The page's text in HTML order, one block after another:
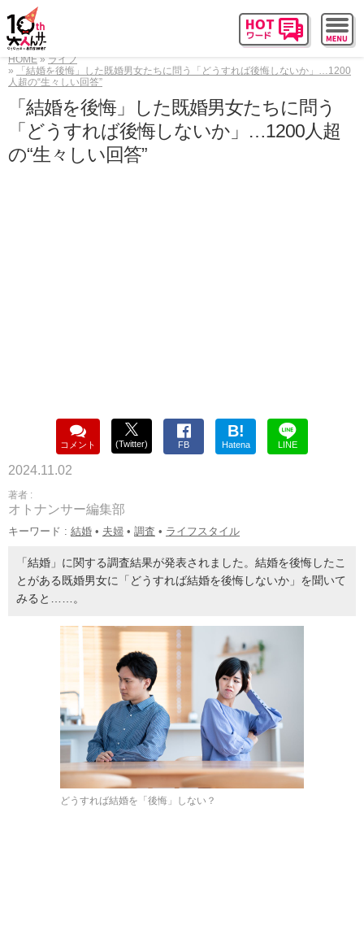
HOME
ライフ
「結婚を後悔」した既婚男女たちに問う「どうすれば後悔しないか」…1200
人超の“生々しい回答”
「結婚を後悔」した既婚男女たちに問う
「どうすれば後悔しないか」…1200人超
の“生々しい回答”
コメント (Twitter) FB
B!
Hatena LINE
2024.11.02
著者 :
オトナンサー編集部
キーワード : 結婚 • 夫婦 • 調査 • ライフスタイル
「結婚」に関する調査結果が発表されました。結婚を後悔したこ
とがある既婚男女に「どうすれば結婚を後悔しないか」を聞いて
みると……。
どうすれば結婚を「後悔」しない？